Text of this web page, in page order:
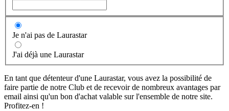
Je n'ai pas de Laurastar
J'ai déjà une Laurastar
En tant que détenteur d'une Laurastar, vous avez la possibilité de
faire partie de notre Club et de recevoir de nombreux avantages par
email ainsi qu'un bon d'achat valable sur l'ensemble de notre site.
Profitez-en !